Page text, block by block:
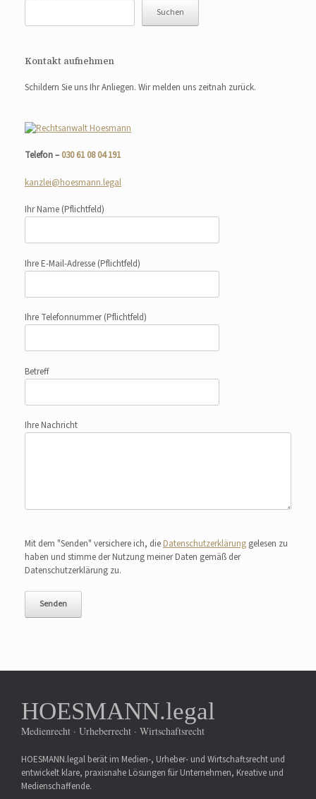
Suchen
Kontakt aufnehmen
Schildern Sie uns Ihr Anliegen. Wir melden uns zeitnah zurück.
Telefon –030 61 08 04 191
kanzlei@hoesmann.legal
Ihr Name (Pflichtfeld)
Ihre E-Mail-Adresse (Pflichtfeld)
Ihre Telefonnummer(Pflichtfeld)
Betreff
Ihre Nachricht
Mit dem "Senden" versichere ich, die Datenschutzerklärung gelesen zu
haben und stimme der Nutzung meiner Daten gemäß der
Datenschutzerklärung zu.
HOESMANN.legal
Medienrecht · Urheberrecht · Wirtschaftsrecht
HOESMANN.legal berät im Medien-, Urheber- und Wirtschaftsrecht und
entwickelt klare, praxisnahe Lösungen für Unternehmen, Kreative und
Medienschaffende.